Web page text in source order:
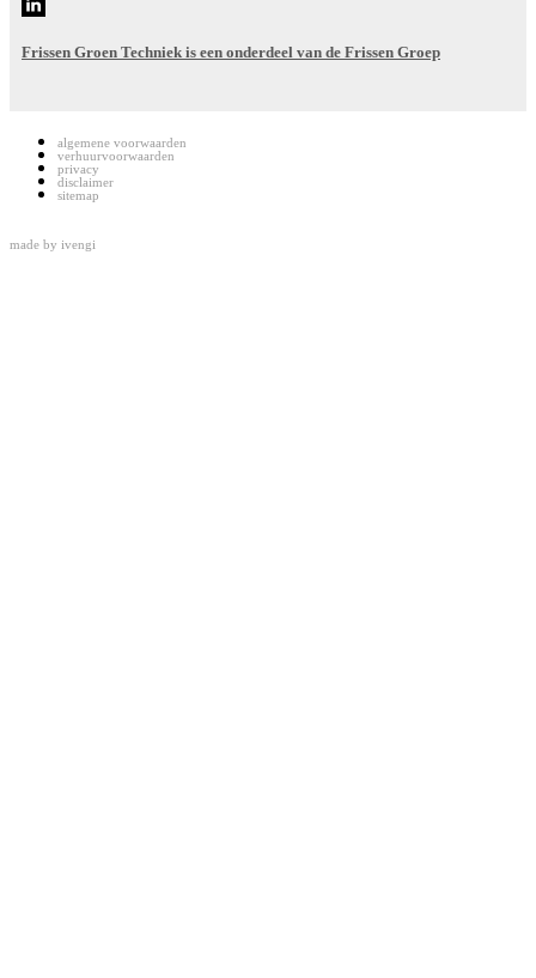
Frissen Groen Techniek is een onderdeel van de Frissen Groep
algemene voorwaarden
verhuurvoorwaarden
privacy
disclaimer
sitemap
made by ivengi